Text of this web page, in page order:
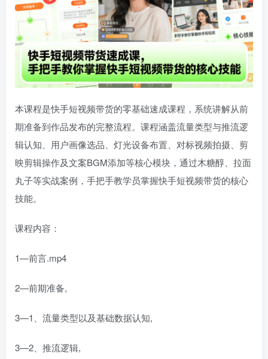
本课程是快手短视频带货的零基础速成课程，系统讲解从前
期准备到作品发布的完整流程。课程涵盖流量类型与推流逻
辑认知、用户画像选品、灯光设备布置、对标视频拍摄、剪
映剪辑操作及文案BGM添加等核心模块，通过木糖醇、拉面
丸子等实战案例，手把手教学员掌握快手短视频带货的核心
技能。
课程内容：
1—前言.mp4
2—前期准备,
3—1、流量类型以及基础数据认知,
3—2、推流逻辑,